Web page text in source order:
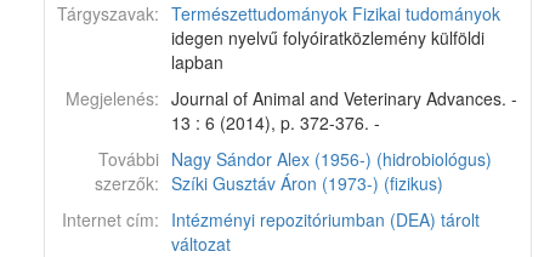
Tárgyszavak: Természettudományok Fizikai tudományok
idegen nyelvű folyóiratközlemény külföldi
lapban
Megjelenés: Journal of Animal and Veterinary Advances. -
13 : 6 (2014), p. 372-376. -
További
szerzők:
Nagy Sándor Alex (1956-) (hidrobiológus)
Szíki Gusztáv Áron (1973-) (fizikus)
Internet cím: Intézményi repozitóriumban (DEA) tárolt
változat